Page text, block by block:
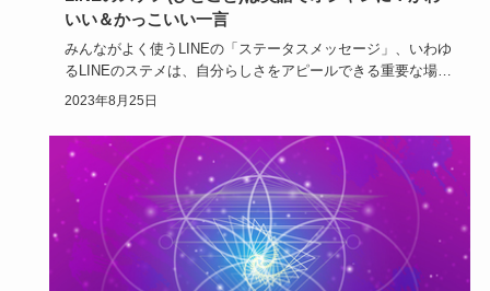
いい＆かっこいい一言
みんながよく使うLINEの「ステータスメッセージ」、いわゆ
るLINEのステメは、自分らしさをアピールできる重要な場所
です。…
2023年8月25日